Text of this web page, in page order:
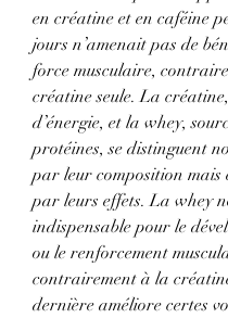
en créatine et en caféine
jours n’amenait pas de
force musculaire,
créatine seule. La
d’énergie, et la whey,
protéines, se distinguent
par leur composition mais
par leurs effets. La whey
indispensable pour le
ou le renforcement
contrairement à la
dernière améliore certes